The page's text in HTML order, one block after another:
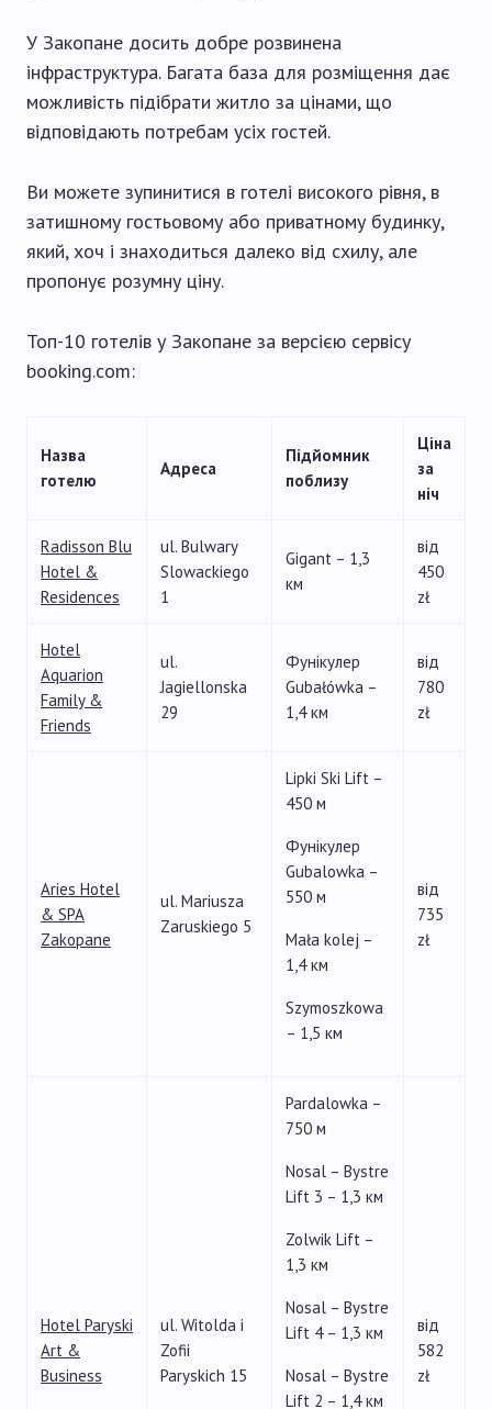
У Закопане досить добре розвинена
інфраструктура. Багата база для розміщення дає
можливість підібрати житло за цінами, що
відповідають потребам усіх гостей.
Ви можете зупинитися в готелі високого рівня, в
затишному гостьовому або приватному будинку,
який, хоч і знаходиться далеко від схилу, але
пропонує розумну ціну.
Топ-10 готелів у Закопане за версією сервісу
booking.com:
Назва
готелю
Адреса
Підйомник
поблизу
Ціна
за
ніч
Radisson Blu
Hotel &
Residences
ul. Bulwary
Slowackiego
1
Gigant – 1,3
км
від
450
zł
Hotel
Aquarion
Family &
Friends
ul.
Jagiellonska
29
Фунікулер
Gubałówka –
1,4 км
від
780
zł
Aries Hotel
& SPA
Zakopane
ul. Mariusza
Zaruskiego 5
Lipki Ski Lift –
450 м
Фунікулер
Gubalowka –
550 м
Mała kolej –
1,4 км
Szymoszkowa
– 1,5 км
від
735
zł
Hotel Paryski
Art &
Business
ul. Witolda i
Zofii
Paryskich 15
Pardalowka –
750 м
Nosal – Bystre
Lift 3 – 1,3 км
Zolwik Lift –
1,3 км
Nosal – Bystre
Lift 4 – 1,3 км
Nosal – Bystre
Lift 2 – 1,4 км
від
582
zł